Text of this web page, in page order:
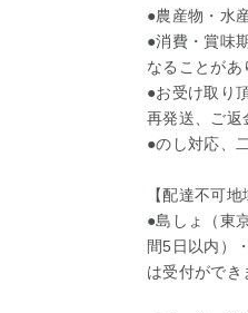
●農産物・水
●消費・賞味
なることがあ
●お受け取り
再発送、ご返
●のし対応、
【配達不可地
●島しょ（東
間5日以内）
は受付ができ